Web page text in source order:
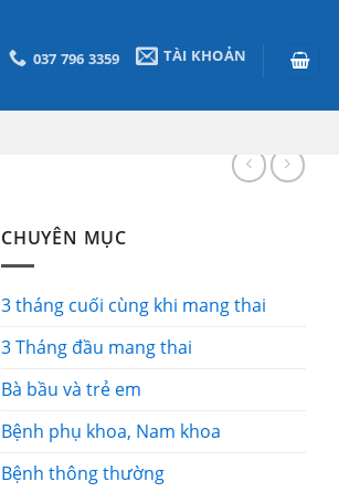
037 796 3359 TÀI KHOẢN
CHUYÊN MỤC
3 tháng cuối cùng khi mang thai
3 Tháng đầu mang thai
Bà bầu và trẻ em
Bệnh phụ khoa, Nam khoa
Bệnh thông thường